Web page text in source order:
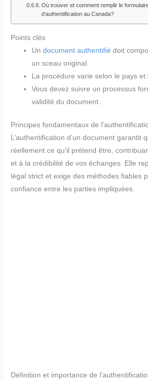
Où trouver et comment remplir le
d’authentification au Canada?
Points clés
Undocument authentifié doit
un sceau original.
La procédure varie selon le pays
Vous devez suivre un processus
validité du document.
Principes fondamentaux de
L’authentification d’un document garantit
réellement ce qu’il prétend être,
et à la crédibilité de vos échanges. Elle
légal strict et exige des méthodes fiables
confiance entre les parties impliquées.
Définition et importance de